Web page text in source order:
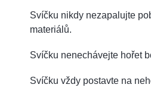
Svíčku nikdy nezapalujte
materiálů.
Svíčku nenechávejte hořet
Svíčku vždy postavte na